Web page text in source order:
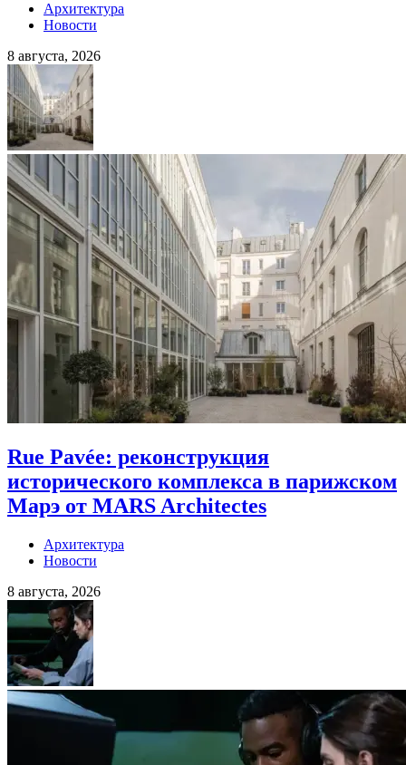
Архитектура
Новости
8 августа, 2026
Rue Pavée: реконструкция
исторического комплекса в парижском
Марэ от MARS Architectes
Архитектура
Новости
8 августа, 2026